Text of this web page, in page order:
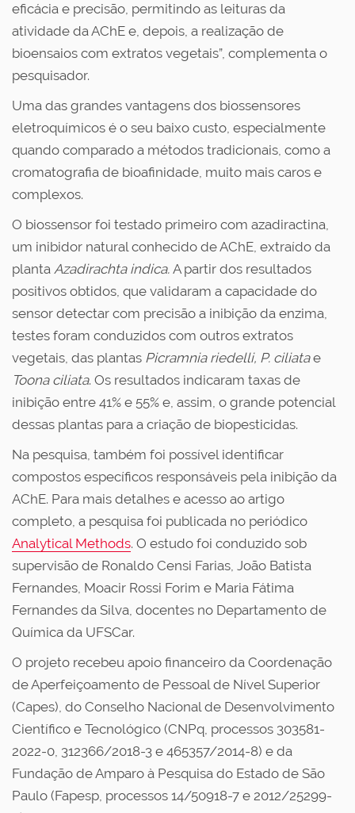
eficácia e precisão, permitindo as leituras da
atividade da AChE e, depois, a realização de
bioensaios com extratos vegetais”, complementa o
pesquisador.
Uma das grandes vantagens dos biossensores
eletroquímicos é o seu baixo custo, especialmente
quando comparado a métodos tradicionais, como a
cromatografia de bioafinidade, muito mais caros e
complexos.
O biossensor foi testado primeiro com azadiractina,
um inibidor natural conhecido de AChE, extraído da
planta Azadirachta indica. A partir dos resultados
positivos obtidos, que validaram a capacidade do
sensor detectar com precisão a inibição da enzima,
testes foram conduzidos com outros extratos
vegetais, das plantas Picramnia riedelli, P. ciliatae
Toona ciliata. Os resultados indicaram taxas de
inibição entre 41% e 55% e, assim, o grande potencial
dessas plantas para a criação de biopesticidas.
Na pesquisa, também foi possível identificar
compostos específicos responsáveis pela inibição da
AChE. Para mais detalhes e acesso ao artigo
completo, a pesquisa foi publicada no periódico
Analytical Methods. O estudo foi conduzido sob
supervisão de Ronaldo Censi Farias, João Batista
Fernandes, Moacir Rossi Forim e Maria Fátima
Fernandes da Silva, docentes no Departamento de
Química da UFSCar.
O projeto recebeu apoio financeiro da Coordenação
de Aperfeiçoamento de Pessoal de Nível Superior
(Capes), do Conselho Nacional de Desenvolvimento
Científico e Tecnológico (CNPq, processos 303581-
2022-0, 312366/2018-3 e 465357/2014-8) e da
Fundação de Amparo à Pesquisa do Estado de São
Paulo (Fapesp, processos 14/50918-7 e 2012/25299-